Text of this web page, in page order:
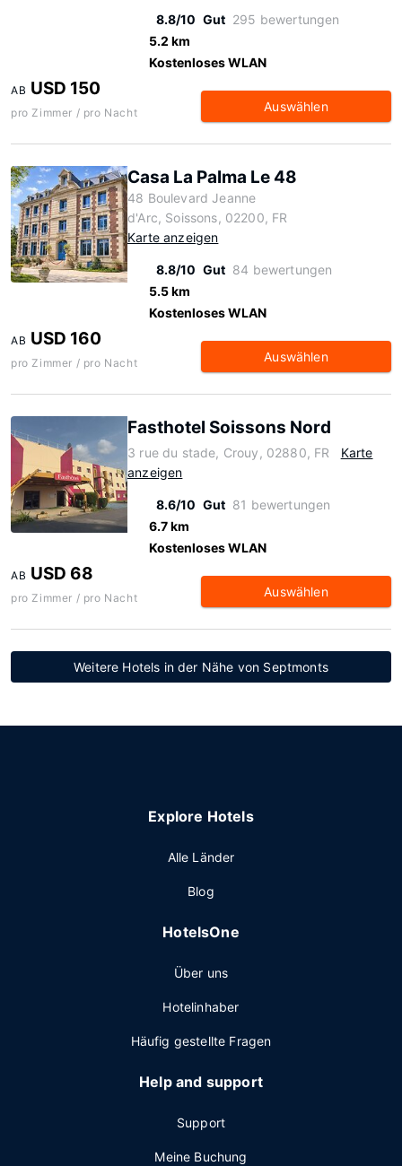
8.8/10 Gut 295 bewertungen
5.2 km
Kostenloses WLAN
AB USD 150
pro Zimmer / pro Nacht Auswählen
Casa La Palma Le 48
48 Boulevard Jeanne
d'Arc, Soissons, 02200, FR
Karte anzeigen
8.8/10 Gut 84 bewertungen
5.5 km
Kostenloses WLAN
AB USD 160
pro Zimmer / pro Nacht Auswählen
Fasthotel Soissons Nord
3 rue du stade, Crouy, 02880, FR
Karte
anzeigen
8.6/10 Gut 81 bewertungen
6.7 km
Kostenloses WLAN
AB USD 68
pro Zimmer / pro Nacht Auswählen
Weitere Hotels in der Nähe von Septmonts
Explore Hotels
Alle Länder
Blog
HotelsOne
Über uns
Hotelinhaber
Häufig gestellte Fragen
Help and support
Support
Meine Buchung